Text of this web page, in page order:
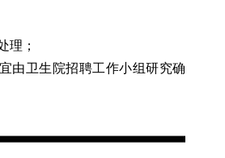
理；
由卫生院招聘工作小组研究确